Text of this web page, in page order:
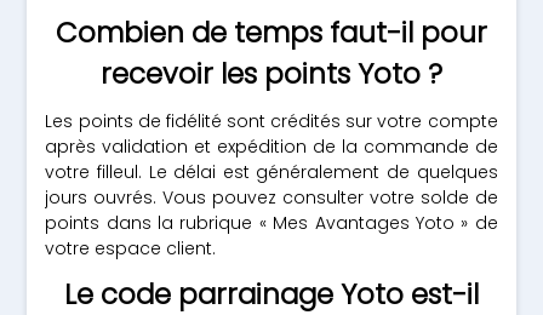
Combien de temps faut-il pour
recevoir les points Yoto ?
Les points de fidélité sont crédités sur votre compte
après validation et expédition de la commande de
votre filleul. Le délai est généralement de quelques
jours ouvrés. Vous pouvez consulter votre solde de
points dans la rubrique « Mes Avantages Yoto » de
votre espace client.
Le code parrainage Yoto est-il